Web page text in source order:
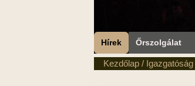
Hírek Őrszolgálat
Kezdőlap / Igazgatóság